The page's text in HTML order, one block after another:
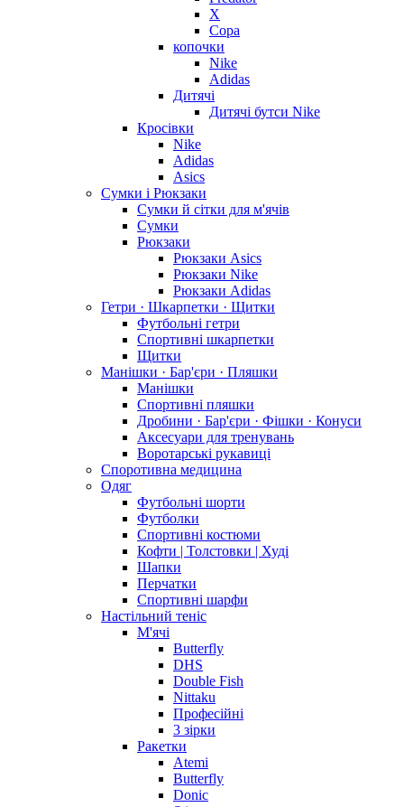
X
Copa
копочки
Nike
Adidas
Дитячі
Дитячі бутси Nike
Кросівки
Nike
Adidas
Asics
Сумки і Рюкзаки
Сумки й сітки для м'ячів
Сумки
Рюкзаки
Рюкзаки Asics
Рюкзаки Nike
Рюкзаки Adidas
Гетри · Шкарпетки · Щитки
Футбольні гетри
Спортивні шкарпетки
Щитки
Манішки · Бар'єри · Пляшки
Манішки
Спортивні пляшки
Дробини · Бар'єри · Фішки · Конуси
Аксесуари для тренувань
Воротарські рукавиці
Споротивна медицина
Одяг
Футбольні шорти
Футболки
Спортивні костюми
Кофти | Толстовки | Худі
Шапки
Перчатки
Спортивні шарфи
Настільний теніс
М'ячі
Butterfly
DHS
Double Fish
Nittaku
Професійні
3 зірки
Ракетки
Atemi
Butterfly
Donic